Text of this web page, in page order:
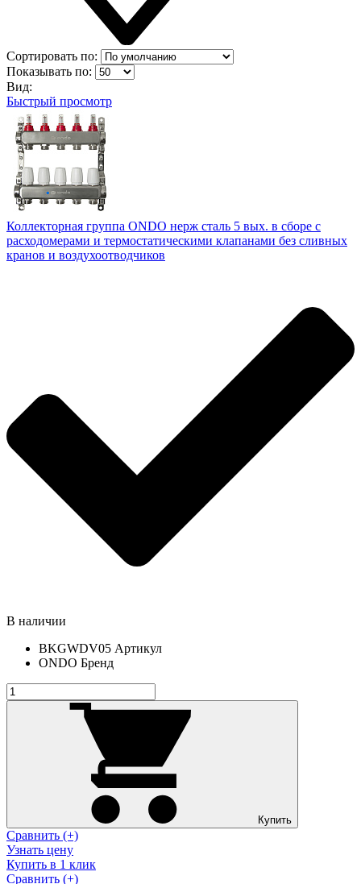
Сортировать по:
Показывать по:
Вид:
Быстрый просмотр
Коллекторная группа ONDO нерж сталь 5 вых. в сборе с
расходомерами и термостатическими клапанами без сливных
кранов и воздухоотводчиков
В наличии
BKGWDV05 Артикул
ONDO Бренд
Купить
Сравнить (+)
Узнать цену
Купить в 1 клик
Сравнить (+)